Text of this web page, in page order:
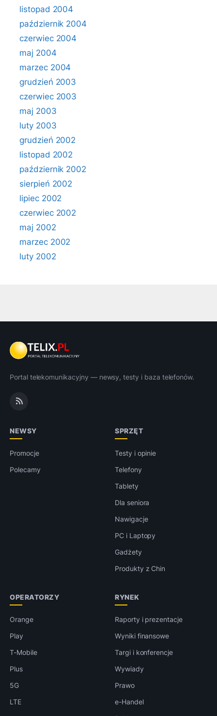
listopad 2004
październik 2004
czerwiec 2004
maj 2004
marzec 2004
grudzień 2003
czerwiec 2003
maj 2003
luty 2003
grudzień 2002
listopad 2002
październik 2002
sierpień 2002
lipiec 2002
czerwiec 2002
maj 2002
marzec 2002
luty 2002
Portal telekomunikacyjny — newsy, testy i baza telefonów.
NEWSY
Promocje
Polecamy
SPRZĘT
Testy i opinie
Telefony
Tablety
Dla seniora
Nawigacje
PC i Laptopy
Gadżety
Produkty z Chin
OPERATORZY
Orange
Play
T-Mobile
Plus
5G
LTE
RYNEK
Raporty i prezentacje
Wyniki finansowe
Targi i konferencje
Wywiady
Prawo
e-Handel